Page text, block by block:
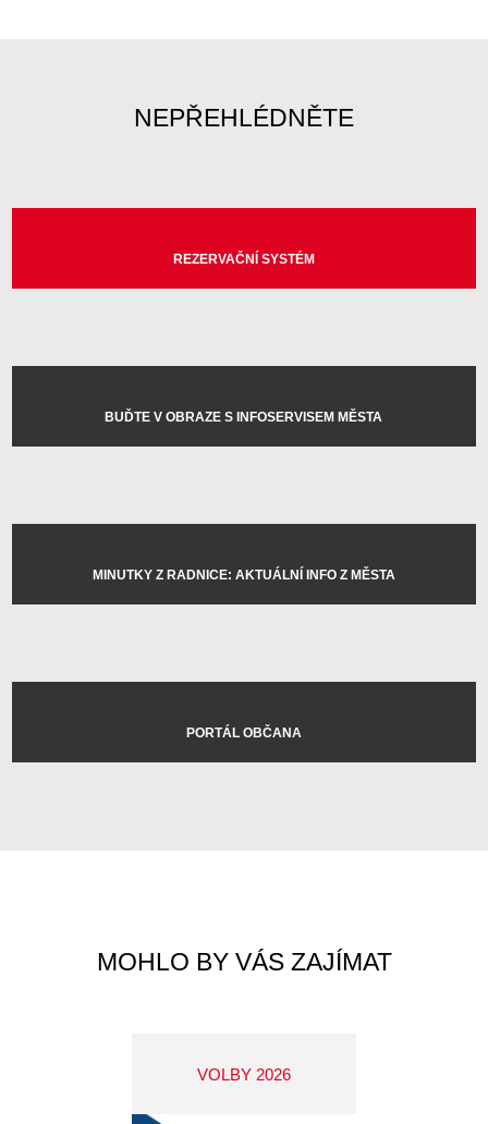
NEPŘEHLÉDNĚTE
REZERVAČNÍ SYSTÉM
BUĎTE V OBRAZE S INFOSERVISEM MĚSTA
MINUTKY Z RADNICE: AKTUÁLNÍ INFO Z MĚSTA
PORTÁL OBČANA
MOHLO BY VÁS ZAJÍMAT
VOLBY 2026